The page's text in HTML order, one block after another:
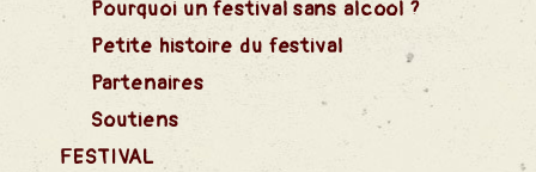
Pourquoi un festival sans alcool ?
Petite histoire du festival
Partenaires
Soutiens
FESTIVAL